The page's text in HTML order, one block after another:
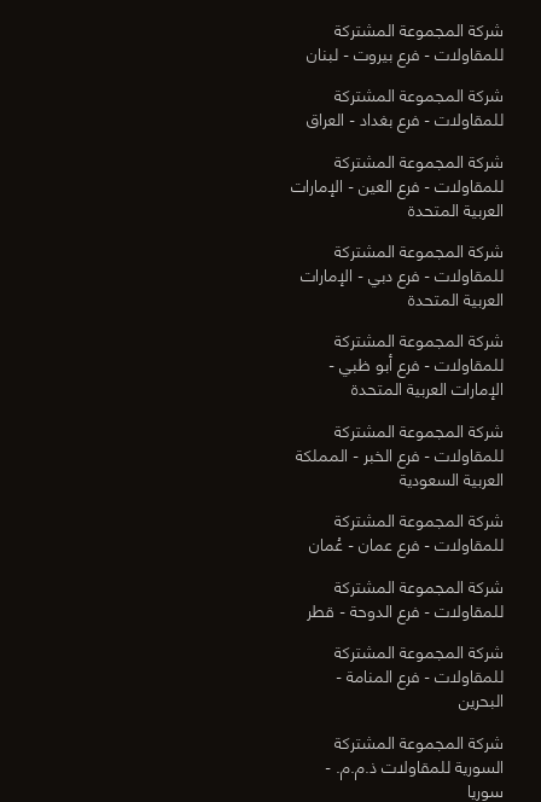
شركة المجموعة المشتركة
للمقاولات - فرع بيروت - لبنان
شركة المجموعة المشتركة
للمقاولات - فرع بغداد - العراق
شركة المجموعة المشتركة
للمقاولات - فرع العين - الإمارات
العربية المتحدة
شركة المجموعة المشتركة
للمقاولات - فرع دبي - الإمارات
العربية المتحدة
شركة المجموعة المشتركة
للمقاولات - فرع أبو ظبي -
الإمارات العربية المتحدة
شركة المجموعة المشتركة
للمقاولات - فرع الخبر - المملكة
العربية السعودية
شركة المجموعة المشتركة
للمقاولات - فرع عمان - عُمان
شركة المجموعة المشتركة
للمقاولات - فرع الدوحة - قطر
شركة المجموعة المشتركة
للمقاولات - فرع المنامة -
البحرين
شركة المجموعة المشتركة
السورية للمقاولات ذ.م.م. -
سوريا